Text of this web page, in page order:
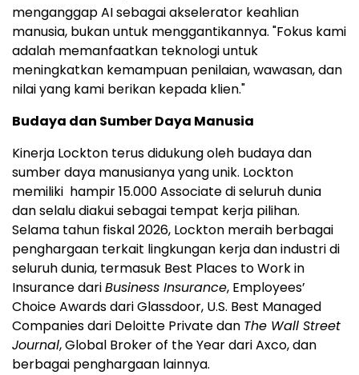
menganggap AI sebagai akselerator keahlian
manusia, bukan untuk menggantikannya. "Fokus kami
adalah memanfaatkan teknologi untuk
meningkatkan kemampuan penilaian, wawasan, dan
nilai yang kami berikan kepada klien."
Budaya dan Sumber Daya Manusia
Kinerja Lockton terus didukung oleh budaya dan
sumber daya manusianya yang unik. Lockton
memiliki hampir 15.000 Associate di seluruh dunia
dan selalu diakui sebagai tempat kerja pilihan.
Selama tahun fiskal 2026, Lockton meraih berbagai
penghargaan terkait lingkungan kerja dan industri di
seluruh dunia, termasuk Best Places to Work in
Insurance dariBusiness Insurance, Employees’
Choice Awards dari Glassdoor, U.S. Best Managed
Companies dari Deloitte Private dan The Wall Street
Journal, Global Broker of the Year dari Axco, dan
berbagai penghargaan lainnya.